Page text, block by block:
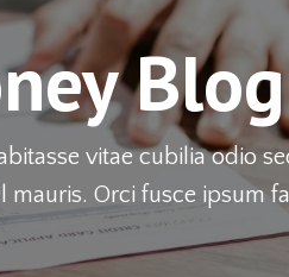
Blog
vitae cubilia odio
Orci fusce ipsum